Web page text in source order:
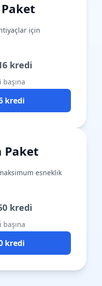
için
kredi
başına
kredi
Paket
esneklik
kredi
başına
kredi